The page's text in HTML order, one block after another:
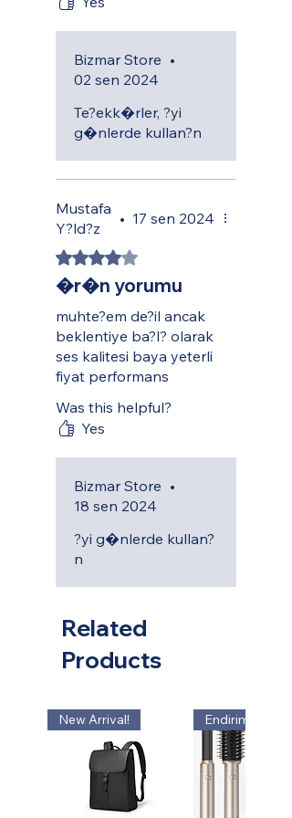
Bizmar Store •
02 sen 2024
Te?ekk�rler, ?yi
g�nlerde kullan?n
Mustafa
Y?ld?z
• 17 sen 2024
Rated 4 out of 5 stars.
�r�n yorumu
muhte?em de?il ancak
beklentiye ba?l? olarak
ses kalitesi baya yeterli
fiyat performans
Was this helpful?
Yes
Bizmar Store •
18 sen 2024
?yi g�nlerde kullan?
n
Related
Products
New Arrival! Endirim!